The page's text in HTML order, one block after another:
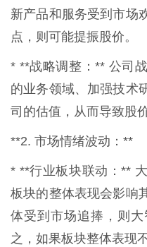
新产品和服务受到市场
点，则可能提振股价。
* **战略调整：** 公司
的业务领域、加强技术
司的估值，从而导致股
**2. 市场情绪波动：**
* **行业板块联动：**
板块的整体表现会影响
体受到市场追捧，则
之，如果板块整体表现